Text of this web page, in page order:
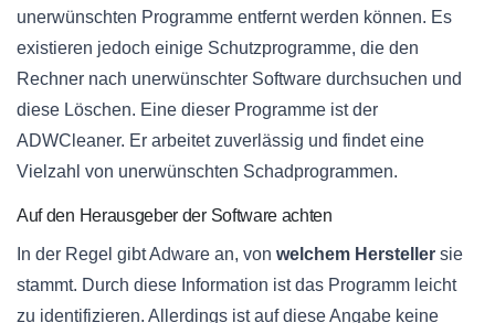
unerwünschten Programme entfernt werden können. Es
existieren jedoch einige Schutzprogramme, die den
Rechner nach unerwünschter Software durchsuchen und
diese Löschen. Eine dieser Programme ist der
ADWCleaner. Er arbeitet zuverlässig und findet eine
Vielzahl von unerwünschten Schadprogrammen.
Auf den Herausgeber der Software achten
In der Regel gibt Adware an, von welchem Hersteller sie
stammt. Durch diese Information ist das Programm leicht
zu identifizieren. Allerdings ist auf diese Angabe keine